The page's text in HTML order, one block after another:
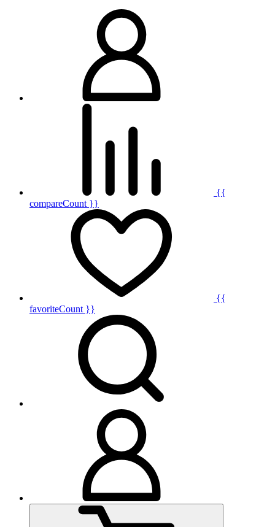
{{
compareCount }}
{{
favoriteCount }}